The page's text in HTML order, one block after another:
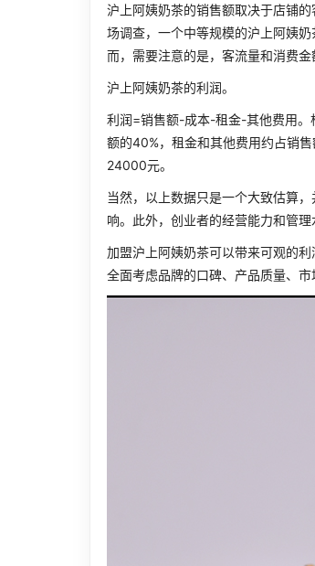
沪上阿姨奶茶的销售额取决于店铺
场调查，一个中等规模的沪上阿姨
而，需要注意的是，客流量和消费
沪上阿姨奶茶的利润。
利润=销售额-成本-租金-其他费用
额的40%，租金和其他费用约占销
24000元。
当然，以上数据只是一个大致估算
响。此外，创业者的经营能力和管
加盟沪上阿姨奶茶可以带来可观的
全面考虑品牌的口碑、产品质量、